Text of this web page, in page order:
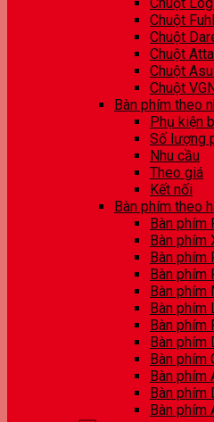
Chuột
Chuột
Chuột
Chuột
Chuột
Bàn phím theo
Phụ kiện
Số lượng
Nhu cầu
Theo giá
Kết nối
Bàn phím theo
Bàn phím
Bàn phím
Bàn phím
Bàn phím
Bàn phím
Bàn phím
Bàn phím
Bàn phím
Bàn phím
Bàn phím
Bàn phím
Bàn phím